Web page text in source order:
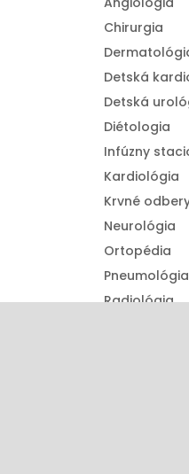
Chirurgia
Detská
Detská
Diétologia
Infúzny
Kardiológia
Krvné
Neurológia
Ortopédia
Pneumológia
Radiológia